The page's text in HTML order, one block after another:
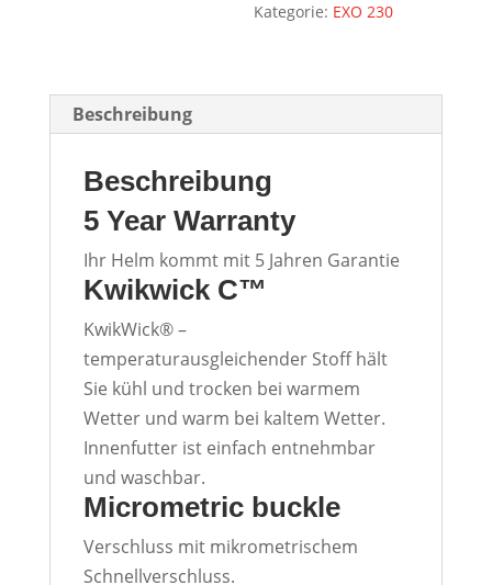
Kategorie: EXO 230
Beschreibung
Beschreibung
5 Year Warranty
Ihr Helm kommt mit 5 Jahren Garantie
Kwikwick C™
KwikWick® –
temperaturausgleichender Stoff hält
Sie kühl und trocken bei warmem
Wetter und warm bei kaltem Wetter.
Innenfutter ist einfach entnehmbar
und waschbar.
Micrometric buckle
Verschluss mit mikrometrischem
Schnellverschluss.